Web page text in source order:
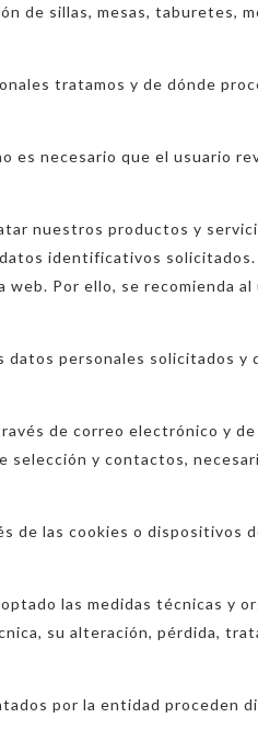
de sillas, mesas, taburetes,
tratamos y de dónde
es necesario que el usuario
nuestros productos y
identificativos solicitados.
web. Por ello, se recomienda
datos personales solicitados
de correo electrónico y
selección y contactos,
de las cookies o dispositivos
las medidas técnicas y
su alteración, pérdida,
por la entidad proceden